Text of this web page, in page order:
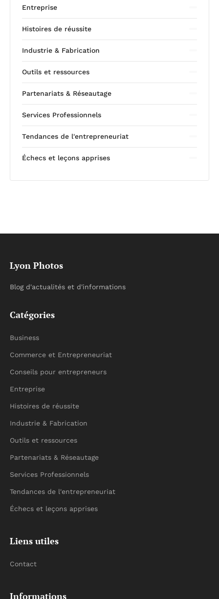
Entreprise
Histoires de réussite
Industrie & Fabrication
Outils et ressources
Partenariats & Réseautage
Services Professionnels
Tendances de l'entrepreneuriat
Échecs et leçons apprises
Lyon Photos
Blog d'actualités et d'informations
Catégories
Business
Commerce et Entrepreneuriat
Conseils pour entrepreneurs
Entreprise
Histoires de réussite
Industrie & Fabrication
Outils et ressources
Partenariats & Réseautage
Services Professionnels
Tendances de l'entrepreneuriat
Échecs et leçons apprises
Liens utiles
Contact
Informations